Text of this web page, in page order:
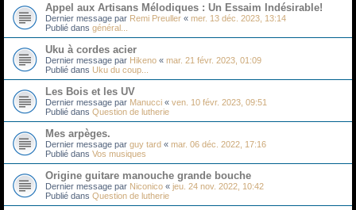
Appel aux Artisans Mélodiques : Un Essaim Indésirable!
Dernier message par Remi Preuller « mer. 13 déc. 2023, 13:14
Publié dans général...
Uku à cordes acier
Dernier message par Hikeno « mar. 21 févr. 2023, 01:09
Publié dans Uku du coup...
Les Bois et les UV
Dernier message par Manucci « ven. 10 févr. 2023, 09:51
Publié dans Question de lutherie
Mes arpèges.
Dernier message par guy tard « mar. 06 déc. 2022, 17:16
Publié dans Vos musiques
Origine guitare manouche grande bouche
Dernier message par Niconico « jeu. 24 nov. 2022, 10:42
Publié dans Question de lutherie